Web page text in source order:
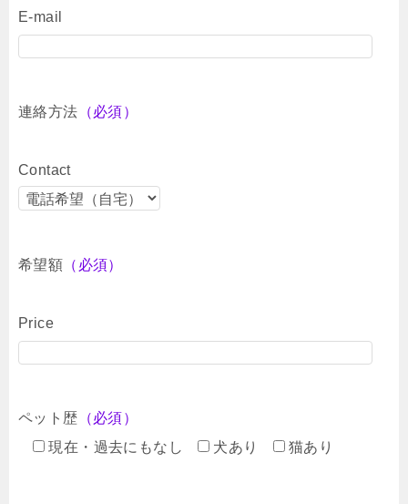
E-mail
連絡方法 （必須）
Contact
希望額 （必須）
Price
ペット歴 （必須）
現在・過去にもなし
犬あり 猫あり